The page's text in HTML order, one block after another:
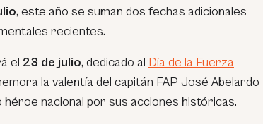
, este año se suman dos fechas adicionales
recientes.
el 23 de julio, dedicado al Día de la Fuerza
la valentía del capitán FAP José Abelardo
héroe nacional por sus acciones históricas.